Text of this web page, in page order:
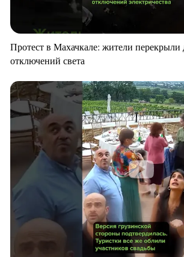
Протест в Махачкале: жители перекрыли
отключений света